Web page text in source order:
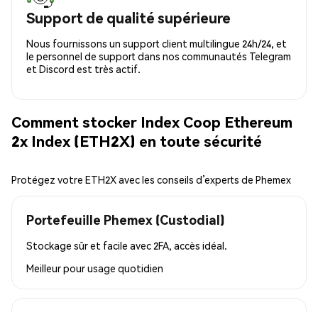
Support de qualité supérieure
Nous fournissons un support client multilingue 24h/24, et
le personnel de support dans nos communautés Telegram
et Discord est très actif.
Comment stocker Index Coop Ethereum
2x Index (ETH2X) en toute sécurité
Protégez votre ETH2X avec les conseils d’experts de Phemex
Portefeuille Phemex (Custodial)
Stockage sûr et facile avec 2FA, accès idéal.
Meilleur pourusage quotidien